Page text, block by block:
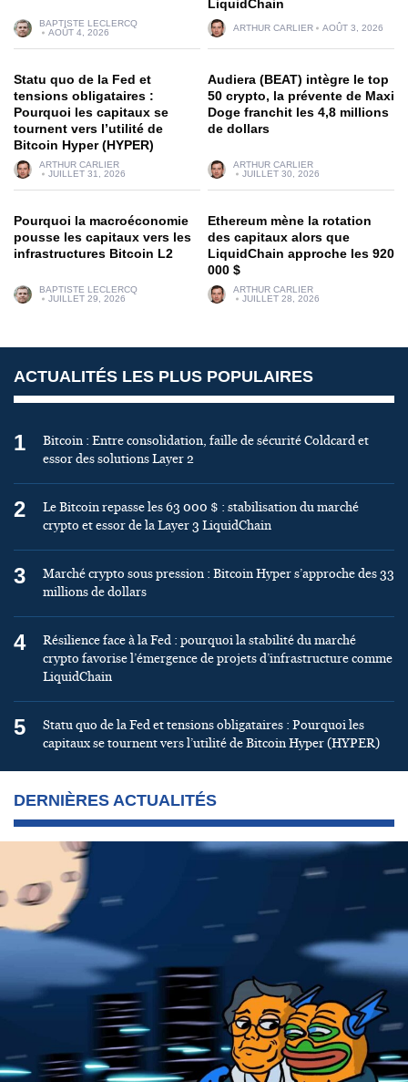
BAPTISTE LECLERCQ
AOÛT 4, 2026
LiquidChain
ARTHUR CARLIER AOÛT 3, 2026
Statu quo de la Fed et
tensions obligataires :
Pourquoi les capitaux se
tournent vers l’utilité de
Bitcoin Hyper (HYPER)
ARTHUR CARLIER
JUILLET 31, 2026
Audiera (BEAT) intègre le top
50 crypto, la prévente de Maxi
Doge franchit les 4,8 millions
de dollars
ARTHUR CARLIER
JUILLET 30, 2026
Pourquoi la macroéconomie
pousse les capitaux vers les
infrastructures Bitcoin L2
BAPTISTE LECLERCQ
JUILLET 29, 2026
Ethereum mène la rotation
des capitaux alors que
LiquidChain approche les 920
000 $
ARTHUR CARLIER
JUILLET 28, 2026
ACTUALITÉS LES PLUS POPULAIRES
1
Bitcoin : Entre consolidation, faille de sécurité Coldcard et
essor des solutions Layer 2
2
Le Bitcoin repasse les 63 000 $ : stabilisation du marché
crypto et essor de la Layer 3 LiquidChain
3
Marché crypto sous pression : Bitcoin Hyper s’approche des 33
millions de dollars
4
Résilience face à la Fed : pourquoi la stabilité du marché
crypto favorise l’émergence de projets d’infrastructure comme
LiquidChain
5
Statu quo de la Fed et tensions obligataires : Pourquoi les
capitaux se tournent vers l’utilité de Bitcoin Hyper (HYPER)
DERNIÈRES ACTUALITÉS